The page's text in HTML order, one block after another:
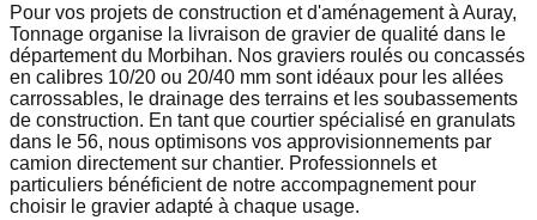
Pour vos projets de construction et d'aménagement à Auray,
Tonnage organise la livraison de gravier de qualité dans le
département du Morbihan. Nos graviers roulés ou concassés
en calibres 10/20 ou 20/40 mm sont idéaux pour les allées
carrossables, le drainage des terrains et les soubassements
de construction. En tant que courtier spécialisé en granulats
dans le 56, nous optimisons vos approvisionnements par
camion directement sur chantier. Professionnels et
particuliers bénéficient de notre accompagnement pour
choisir le gravier adapté à chaque usage.